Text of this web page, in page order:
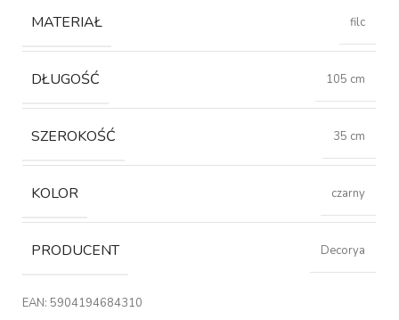
MATERIAŁ filc
DŁUGOŚĆ 105 cm
SZEROKOŚĆ 35 cm
KOLOR czarny
PRODUCENT Decorya
EAN: 5904194684310